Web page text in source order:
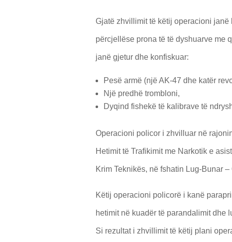
Gjatë zhvillimit të këtij operacioni
përcjellëse prona të të dyshuarve me
janë gjetur dhe konfiskuar:
Pesë armë (një AK-47 dhe katër
Një predhë trombloni,
Dyqind fishekë të kalibrave të
Operacioni policor i zhvilluar në
Hetimit të Trafikimit me Narkotik e
Krim Teknikës, në fshatin Lug-Bunar
Këtij operacioni policorë i kanë
hetimit në kuadër të parandalimit dhe
Si rezultat i zhvillimit të këtij plani